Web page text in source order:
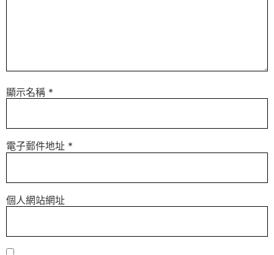
顯示名稱 *
電子郵件地址 *
個人網站網址